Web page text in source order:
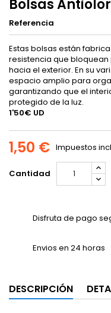
Bolsas
Referencia
Estas bolsas están
resistencia que
hacia el exterior. En su
espacio amplio para
garantizando que el
protegido de la luz.
1'50€ UD
1,50 € Impuestos
Cantidad
Disfruta de pago
Envios en 24 horas
DESCRIPCIÓN